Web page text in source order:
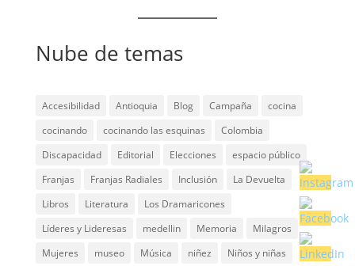
Nube de temas
Accesibilidad Antioquia Blog Campaña
cocina
cocinando
cocinando las esquinas
Colombia
Discapacidad
Editorial Elecciones
espacio público
Franjas
Franjas Radiales Inclusión
La Devuelta
Libros
Literatura
Los Dramaricones
Líderes y Lideresas
medellin Memoria
Milagros
Mujeres
museo Música niñez
Niños y niñas